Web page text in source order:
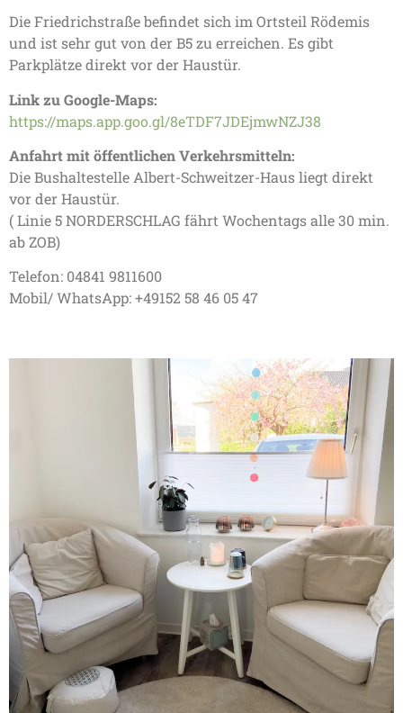
Die Friedrichstraße befindet sich im Ortsteil Rödemis
und ist sehr gut von der B5 zu erreichen. Es gibt
Parkplätze direkt vor der Haustür.
Link zu Google-Maps:
https://maps.app.goo.gl/8eTDF7JDEjmwNZJ38
Anfahrt mit öffentlichen Verkehrsmitteln:
Die Bushaltestelle Albert-Schweitzer-Haus liegt direkt
vor der Haustür.
( Linie 5 NORDERSCHLAG fährt Wochentags alle 30 min.
ab ZOB)
Telefon: 04841 9811600
Mobil/ WhatsApp: +49152 58 46 05 47